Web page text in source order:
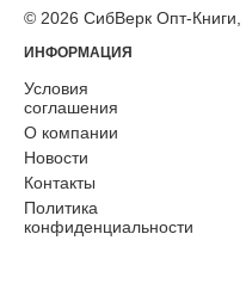
© 2026 СибВерк Опт-Книги,
ИНФОРМАЦИЯ
Условия
соглашения
О компании
Новости
Контакты
Политика
конфиденциальности